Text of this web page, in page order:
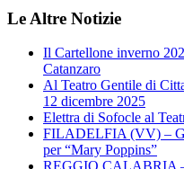
Le Altre Notizie
Il Cartellone inverno
Catanzaro
Al Teatro Gentile di
12 dicembre 2025
Elettra di Sofocle al
FILADELFIA (VV) –
per “Mary Poppins”